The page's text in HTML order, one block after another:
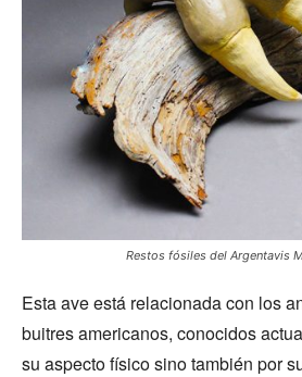
Restos fósiles del Argentavis
Esta ave está relacionada con los
buitres americanos, conocidos
su aspecto físico sino también por